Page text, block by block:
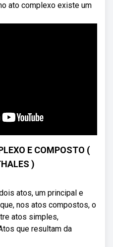
ato complexo existe um
E COMPOSTO (
)
atos, um principal e
nos atos compostos, o
atos simples,
que resultam da